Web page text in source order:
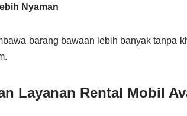
Nyaman
barang bawaan lebih banyak tanpa
Layanan Rental Mobil